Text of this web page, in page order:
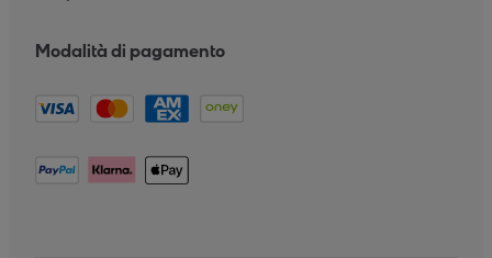
Modalità di pagamento